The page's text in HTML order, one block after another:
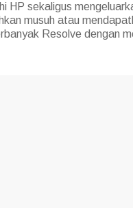
HP sekaligus
musuh atau
Resolve dengan